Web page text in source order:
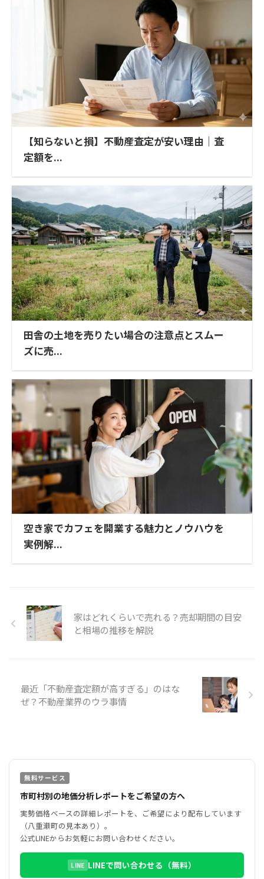
【知らないと損】不動産査定が安い理由｜査
定額を...
田舎の土地を売りたい場合の注意点とスムー
ズに売...
空き家でカフェを開業する魅力とノウハウを
実例解...
家はどれくらいで売れる？売却期間の目安
と相場の推移を解説
最近「不動産査定額が高すぎる」のはな
ぜ？不動産業界のウラ事情
無料サービス
市町村別の地価分析レポートをご希望の方へ
実勢価格ベースの詳細レポートを、ご希望により配布しています
（八重瀬町の見本あり）。
公式LINEからお気軽にお問い合わせください。
LINE LINEで問い合わせる（無料）